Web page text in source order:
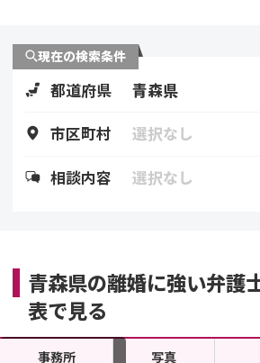
離
そ
現在の検索条件
都道府県 青森県
市区町村 選択なし
相談内容 選択なし
青森県の離婚に強い弁護
表で見る
事務所 写真